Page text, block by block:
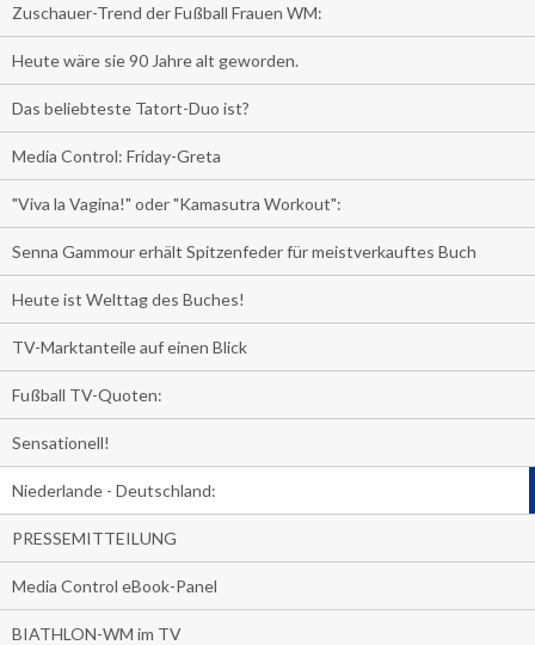
Zuschauer-Trend der Fußball Frauen WM:
Heute wäre sie 90 Jahre alt geworden.
Das beliebteste Tatort-Duo ist?
Media Control: Friday-Greta
"Viva la Vagina!" oder "Kamasutra Workout":
Senna Gammour erhält Spitzenfeder für meistverkauftes Buch
Heute ist Welttag des Buches!
TV-Marktanteile auf einen Blick
Fußball TV-Quoten:
Sensationell!
Niederlande - Deutschland:
PRESSEMITTEILUNG
Media Control eBook-Panel
BIATHLON-WM im TV